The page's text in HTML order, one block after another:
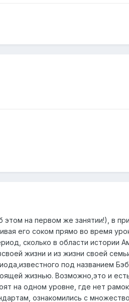
на первом же занятии!), в
его соком прямо во время
сколько в области истории
жизни и из жизни своей
под названием
жизнью. Возможно,это и
на одном уровне, где нет
ознакомились с